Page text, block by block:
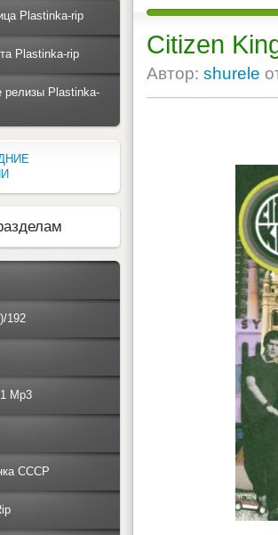
Citizen
Автор: shurele
Plastinka-rip
Plastinka-rip
релизы Plastinka-
192
Mp3
СССР